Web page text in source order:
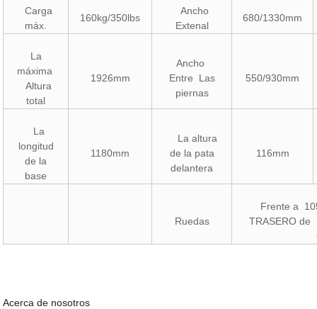
Carga
máx.
160kg/350lbs
Ancho
Extenal
680/1330mm
La
máxima
Altura
total
1926mm
Ancho
Entre Las
piernas
550/930mm
La
longitud
de la
base
1180mm
La altura
de la pata
delantera
116mm
Ruedas
Frente a
TRASERO
Acerca de nosotros